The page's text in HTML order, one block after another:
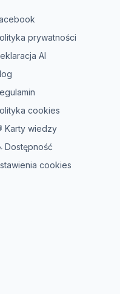
prywatności
AI
cookies
Karty wiedzy
Dostępność
cookies